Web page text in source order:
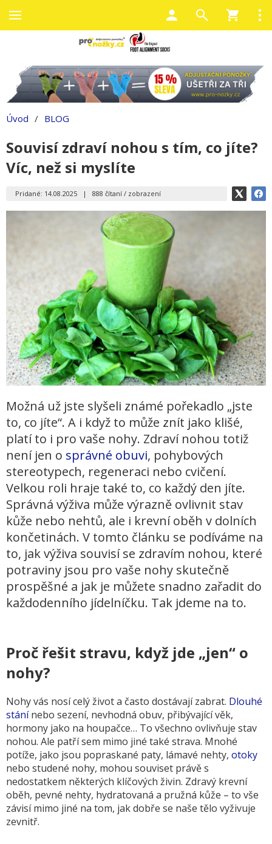
Úvod / BLOG
Souvisí zdraví nohou s tím, co jíte?
Víc, než si myslíte
Pridané: 14.08.2025 | 888 čítaní / zobrazení
Možná už jste slyšeli známé pořekadlo „jste
to, co jíte“. A i když to může znít jako klišé,
platí to i pro vaše nohy. Zdraví nohou totiž
není jen o správné obuvi, pohybových
stereotypech, regeneraci nebo cvičení.
Velkou roli hraje také to, co každý den jíte.
Správná výživa může výrazně ovlivnit stav
kůže nebo nehtů, ale i krevní oběh v dolních
končetinách. V tomto článku se podíváme na
to, jak výživa souvisí se zdravím nohou, které
potraviny jsou pro vaše nohy skutečně
prospěšné a jak je můžete snadno zařadit do
každodenního jídelníčku. Tak jdeme na to.
Proč řešit stravu, když jde „jen“ o
nohy?
Nohy vás nosí celý život a často dostávají zabrat. Dlouhé
stánínebo sezení, nevhodná obuv, přibývající věk,
hormony jako na houpačce… To všechno ovlivňuje stav
nohou. Ale patří sem mimo jiné také strava. Mnohé
potíže, jako jsou popraskané paty, lámavé nehty, otoky
nebo studené nohy, mohou souviset právě s
nedostatkem některých klíčových živin. Zdravý krevní
oběh, pevné nehty, hydratovaná a pružná kůže – to vše
závisí mimo jiné na tom, jak dobře se naše tělo vyživuje
zevnitř.